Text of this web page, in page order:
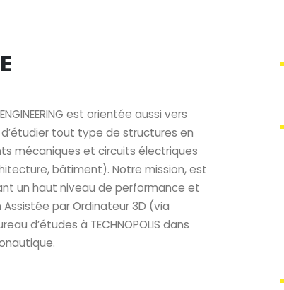
est orientée aussi vers
tout type de structures en
mécaniques et circuits électriques
bâtiment). Notre mission, est
un haut niveau de performance et
par Ordinateur 3D (via
d’études à TECHNOPOLIS dans